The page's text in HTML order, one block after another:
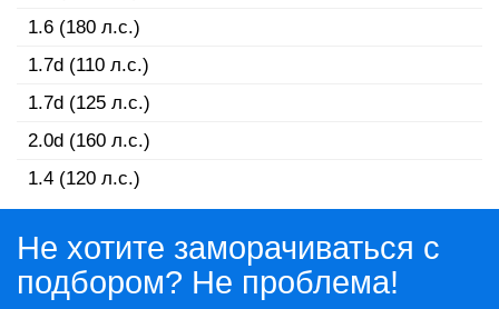
1.6 (180 л.с.)
1.7d (110 л.с.)
1.7d (125 л.с.)
2.0d (160 л.с.)
1.4 (120 л.с.)
Не хотите заморачиваться с
подбором? Не проблема!